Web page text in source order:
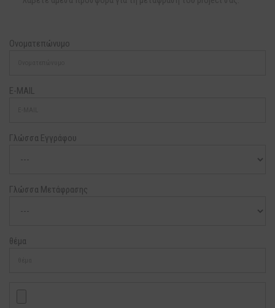
Ονοματεπώνυμο
E-MAIL
Γλώσσα Εγγράφου
Γλώσσα Μετάφρασης
θέμα